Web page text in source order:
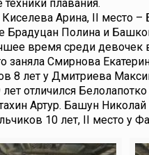
плавания.
Арина, II место
Брадуцан Полина и
время среди девочек
заняла Смирнова
8 лет у Дмитриева
отличился
Артур. Башун
10 лет, II место у